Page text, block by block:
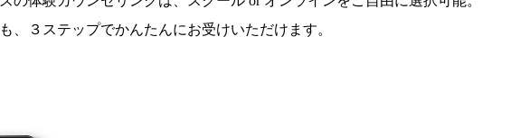
、３ステップでかんたんにお受けいただけます。